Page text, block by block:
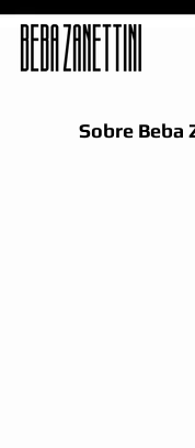
Sobre Beba